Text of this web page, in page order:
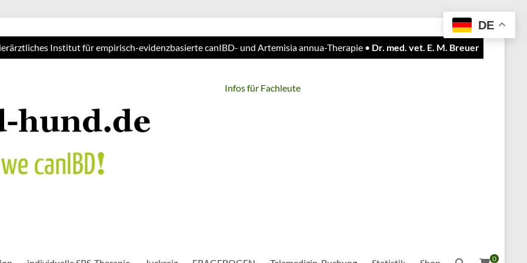
Institut für empirisch-evidenzbasierte canIBD- und Artemisia annua-Therapie • Dr. med. vet. E. M. Breuer
Infos für Fachleute
0
DE